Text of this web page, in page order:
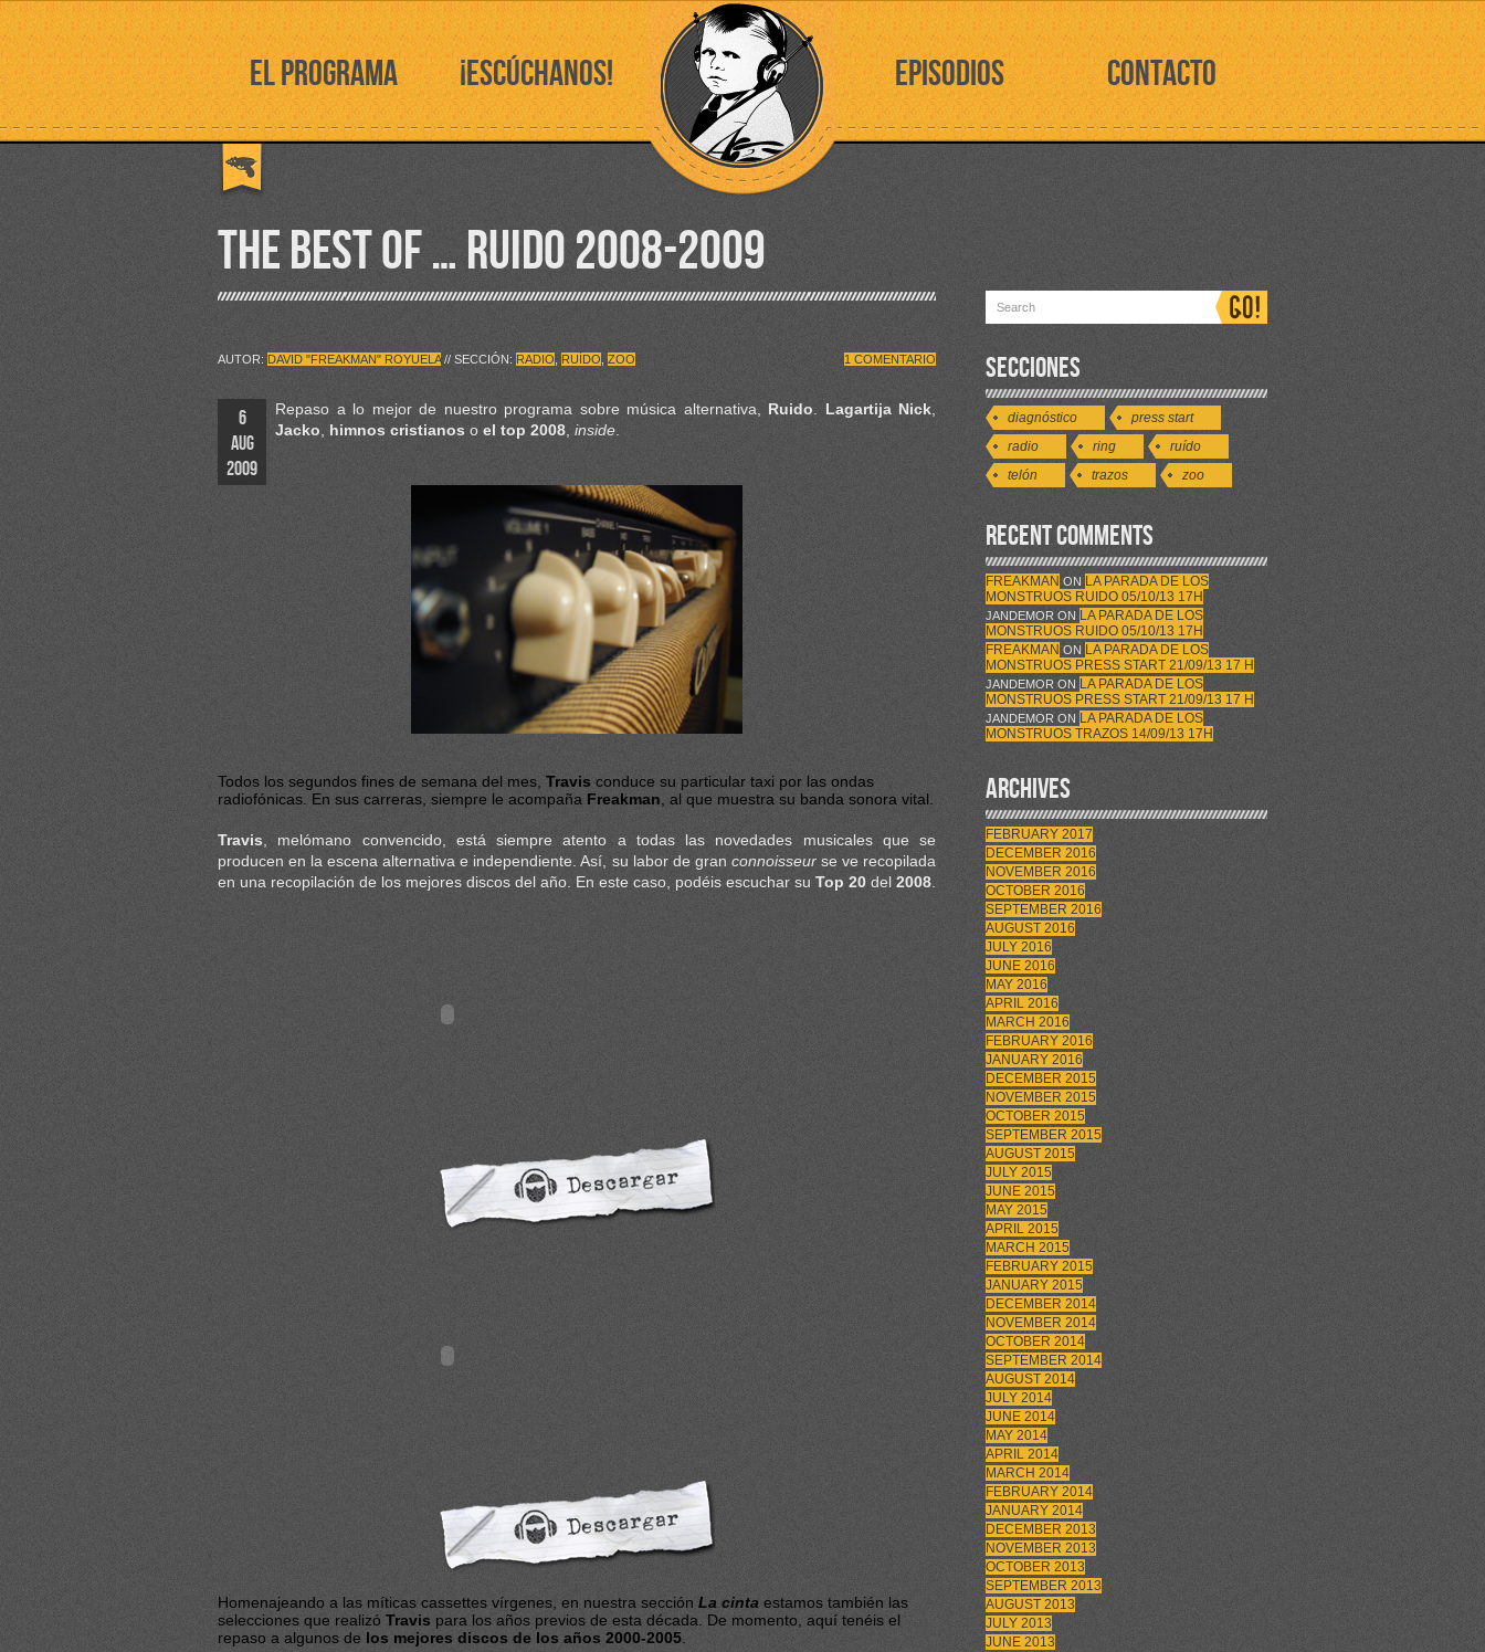
EL PROGRAMA ¡ESCÚCHANOS! EPISODIOS CONTACTO
THE BEST OF … RUIDO 2008-2009
AUTOR: DAVID "FREAKMAN" ROYUELA // SECCIÓN: RADIO RUÍDO ZOO 1 COMENTARIO
6
AUG
2009
Repaso a lo mejor de nuestro programa sobre música alternativa, Ruido Lagartija Nick
Jacko
himnos cristianos o el top 2008 inside
Todos los segundos fines de semana del mes, Travis conduce su particular taxi por las ondas
radiofónicas. En sus carreras, siempre le acompaña Freakman , al que muestra su banda sonora vital.
Travis , melómano convencido, está siempre atento a todas las novedades musicales que se
producen en la escena alternativa e independiente. Así, su labor de gran connoisseurse ve recopilada
en una recopilación de los mejores discos del año. En este caso, podéis escuchar su Top 20 del 2008
Homenajeando a las míticas cassettes vírgenes, en nuestra sección La cinta estamos también las
selecciones que realizó Travis para los años previos de esta década. De momento, aquí tenéis el
repaso a algunos de los mejores discos de los años 2000-2005
SECCIONES
diagnóstico
press start
radio
ring
ruído
telón
trazos zoo
RECENT COMMENTS
FREAKMAN ON LA PARADA DE LOS
MONSTRUOS RUIDO 05/10/13 17H
JANDEMOR ON LA PARADA DE LOS
MONSTRUOS RUIDO 05/10/13 17H
FREAKMAN ON LA PARADA DE LOS
MONSTRUOS PRESS START 21/09/13 17 H
JANDEMOR ON LA PARADA DE LOS
MONSTRUOS PRESS START 21/09/13 17 H
JANDEMOR ON LA PARADA DE LOS
MONSTRUOS TRAZOS 14/09/13 17H
ARCHIVES
FEBRUARY 2017
DECEMBER 2016
NOVEMBER 2016
OCTOBER 2016
SEPTEMBER 2016
AUGUST 2016
JULY 2016
JUNE 2016
MAY 2016
APRIL 2016
MARCH 2016
FEBRUARY 2016
JANUARY 2016
DECEMBER 2015
NOVEMBER 2015
OCTOBER 2015
SEPTEMBER 2015
AUGUST 2015
JULY 2015
JUNE 2015
MAY 2015
APRIL 2015
MARCH 2015
FEBRUARY 2015
JANUARY 2015
DECEMBER 2014
NOVEMBER 2014
OCTOBER 2014
SEPTEMBER 2014
AUGUST 2014
JULY 2014
JUNE 2014
MAY 2014
APRIL 2014
MARCH 2014
FEBRUARY 2014
JANUARY 2014
DECEMBER 2013
NOVEMBER 2013
OCTOBER 2013
SEPTEMBER 2013
AUGUST 2013
JULY 2013
JUNE 2013